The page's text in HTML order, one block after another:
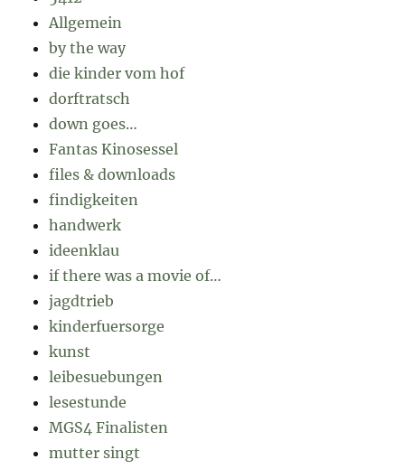
Allgemein
by the way
die kinder vom hof
dorftratsch
down goes…
Fantas Kinosessel
files & downloads
findigkeiten
handwerk
ideenklau
if there was a movie of…
jagdtrieb
kinderfuersorge
kunst
leibesuebungen
lesestunde
MGS4 Finalisten
mutter singt